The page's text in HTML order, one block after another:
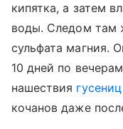
кипятка, а затем
воды. Следом там
сульфата магния.
10 дней по
нашествия гусениц
кочанов даже